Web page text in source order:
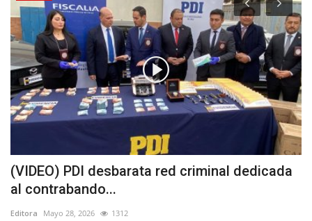
(VIDEO) PDI desbarata red criminal dedicada
al contrabando...
Editora Mayo 28, 2026 1312